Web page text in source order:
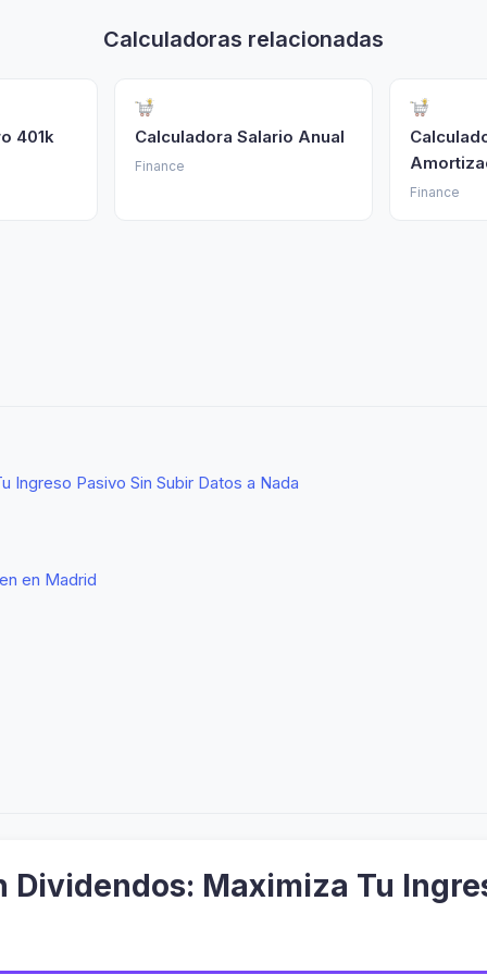
Calculadoras relacionadas
401k Calculadora Salario Anual
Finance
Finance
Ingreso Pasivo Sin Subir Datos a Nada
en Madrid
Dividendos: Maximiza Tu